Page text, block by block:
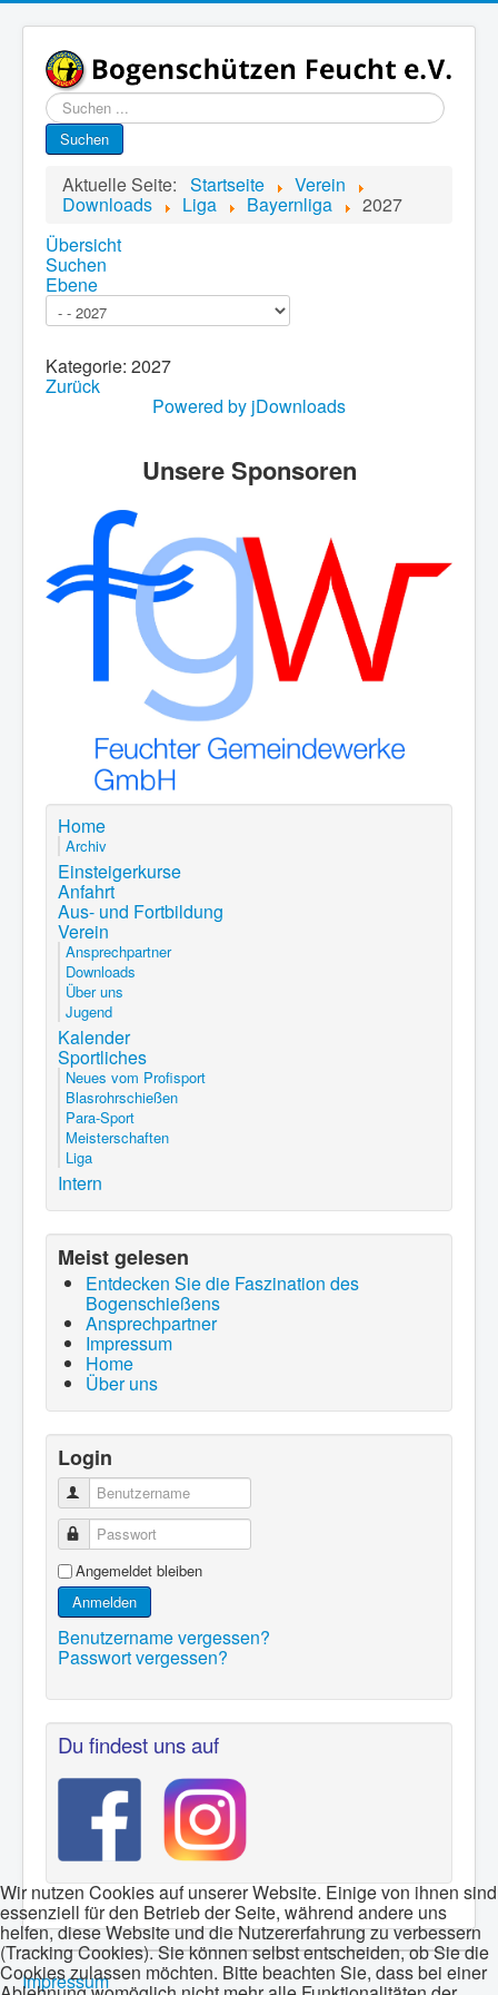
Suchen
...
Suchen
Aktuelle Seite: Startseite Verein
Downloads Liga Bayernliga
2027
Übersicht
Suchen
Ebene
Kategorie: 2027
Zurück
Powered by jDownloads
Unsere Sponsoren
Home
Archiv
Einsteigerkurse
Anfahrt
Aus- und Fortbildung
Verein
Ansprechpartner
Downloads
Über uns
Jugend
Kalender
Sportliches
Neues vom Profisport
Blasrohrschießen
Para-Sport
Meisterschaften
Liga
Intern
Meist gelesen
Entdecken Sie die Faszination des
Bogenschießens
Ansprechpartner
Impressum
Home
Über uns
Login
Benutzername
Passwort
Angemeldet bleiben
Anmelden
Benutzername vergessen?
Passwort vergessen?
Du findest uns auf
Impressum
Wir nutzen Cookies auf unserer Website. Einige von ihnen sind
essenziell für den Betrieb der Seite, während andere uns
helfen, diese Website und die Nutzererfahrung zu verbessern
(Tracking Cookies). Sie können selbst entscheiden, ob Sie die
Cookies zulassen möchten. Bitte beachten Sie, dass bei einer